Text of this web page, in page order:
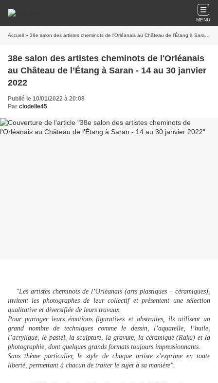
MENU
Accueil » 38e salon des artistes cheminots de l'Orléanais au Château de l’Étang à Saran - 14 au 30 janvier 2022
38e salon des artistes cheminots de l'Orléanais
au Château de l’Étang à Saran - 14 au 30 janvier
2022
Publié le 10/01/2022 à 20:08
Par clodelle45
"Les artistes cheminots de l’Orléanais (arts plastiques – céramiques),
invitent les photographes de leur collectif et présentent une sélection
qualitative et diversifiée de leurs travaux.
Pour partager leurs émotions figuratives et abstraites, ils utilisent un
grand nombre de techniques comme le dessin, l’aquarelle, l’huile,
l’acrylique, le pastel, la sculpture, la gravure, la céramique (Raku) et la
photographie, dont quelques grands formats toujours impressionnants.
Sans thème particulier, le style de chaque artiste s’exprime en toute
liberté, permettant à chacun de traiter le sujet à sa manière".